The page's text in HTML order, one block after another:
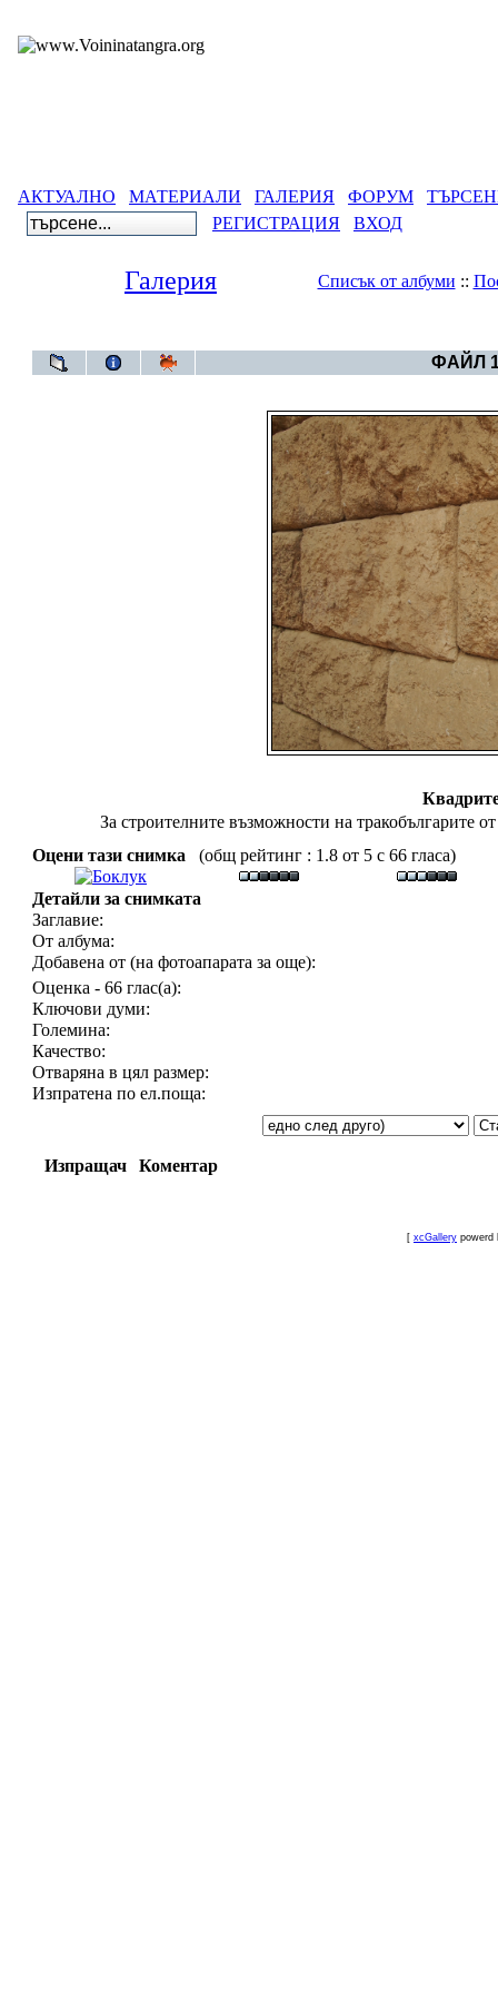
АКТУАЛНО МАТЕРИАЛИ ГАЛЕРИЯ ФОРУМ
РЕГИСТРАЦИЯ
ВХОД
Галерия Списък от албуми ::
ФАЙЛ
За строителните възможности на тракобългарите
Оцени тази снимка
(общ рейтинг : 1.8 от 5 с 66 гласа)
Детайли за снимката
Заглавие:
От албума:
Добавена от (на фотоапарата за още):
Оценка - 66 глас(а):
Ключови думи:
Големина:
Качество:
Отваряна в цял размер:
Изпратена по ел.поща:
Изпращач Коментар
[ xcGallery